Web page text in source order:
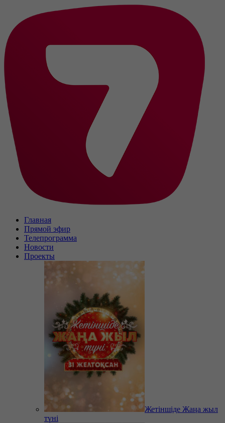
Главная
Прямой эфир
Телепрограмма
Новости
Проекты
Жетіншіде Жаңа жыл
түні